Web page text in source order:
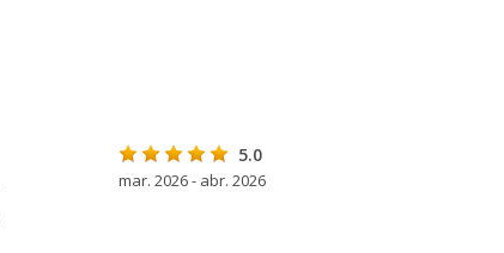
5.0
mar. 2026 - abr. 2026